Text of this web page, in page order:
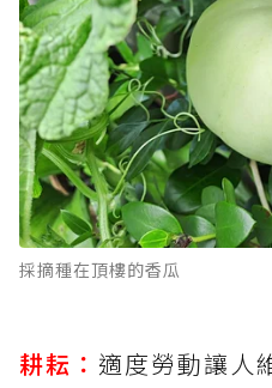
採摘種在頂樓的香瓜
耕耘： 適度勞動讓人